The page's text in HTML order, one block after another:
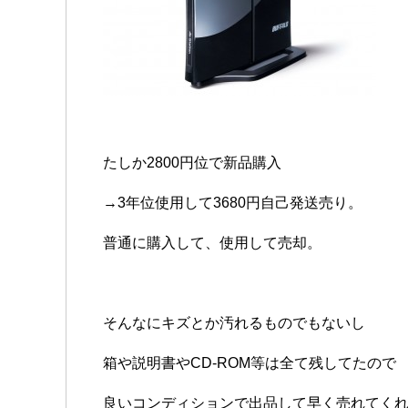
たしか2800円位で新品購入
→3年位使用して3680円自己発送売り。
普通に購入して、使用して売却。
そんなにキズとか汚れるものでもないし
箱や説明書やCD-ROM等は全て残してたので
良いコンディションで出品して早く売れてくれ